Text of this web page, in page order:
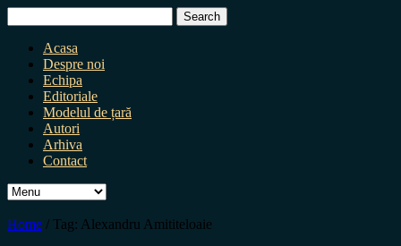
for:
Acasa
Despre noi
Echipa
Editoriale
Modelul de țară
Autori
Arhiva
Contact
Home / Tag: Alexandru Amititeloaie